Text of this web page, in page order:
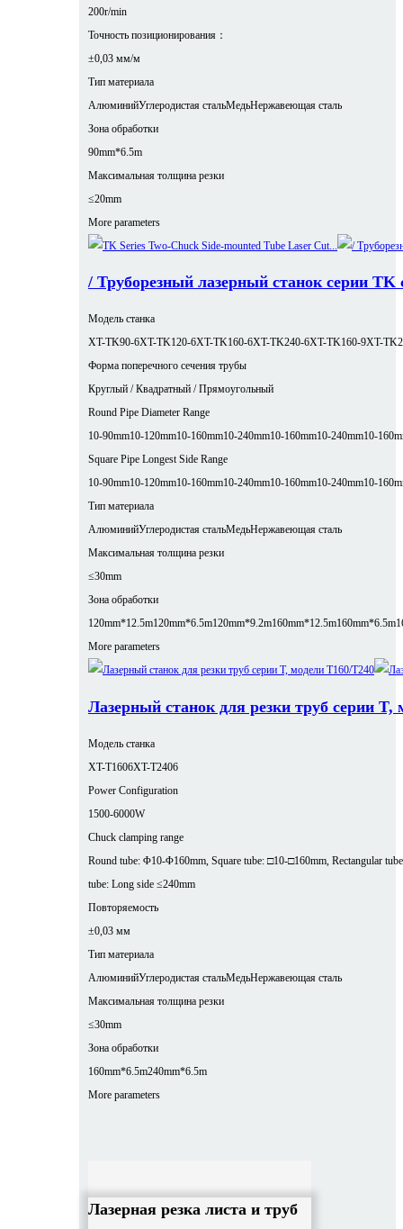
200r/min
Точность позиционирования：
±0,03 мм/м
Тип материала
АлюминийУглеродистая стальМедьНержавеющая сталь
Зона обработки
90mm*6.5m
Максимальная толщина резки
≤20mm
More parameters
/ Труборезный лазерный станок серии
Модель станка
XT-TK90-6XT-TK120-6XT-TK160-6XT-TK240-6XT-TK160-9XT-
Форма поперечного сечения трубы
Круглый / Квадратный / Прямоугольный
Round Pipe Diameter Range
10-90mm10-120mm10-160mm10-240mm10-160mm10-240mm10-
Square Pipe Longest Side Range
10-90mm10-120mm10-160mm10-240mm10-160mm10-240mm10-
Тип материала
АлюминийУглеродистая стальМедьНержавеющая сталь
Максимальная толщина резки
≤30mm
Зона обработки
120mm*12.5m120mm*6.5m120mm*9.2m160mm*12.5m160mm*6.5m
More parameters
Лазерный станок для резки труб серии T,
Модель станка
XT-T1606XT-T2406
Power Configuration
1500-6000W
Chuck clamping range
Round tube: Φ10-Φ160mm, Square tube: □10-□160mm, Rectangular
tube: Long side ≤240mm
Повторяемость
±0,03 мм
Тип материала
АлюминийУглеродистая стальМедьНержавеющая сталь
Максимальная толщина резки
≤30mm
Зона обработки
160mm*6.5m240mm*6.5m
More parameters
Лазерная резка листа и труб